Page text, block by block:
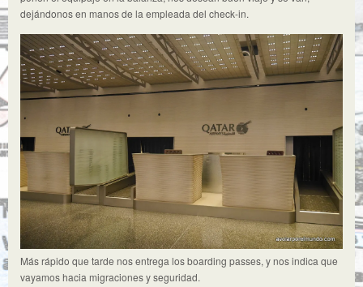
dejándonos en manos de la empleada del check-in.
Más rápido que tarde nos entrega los boarding passes, y nos indica que
vayamos hacia migraciones y seguridad.